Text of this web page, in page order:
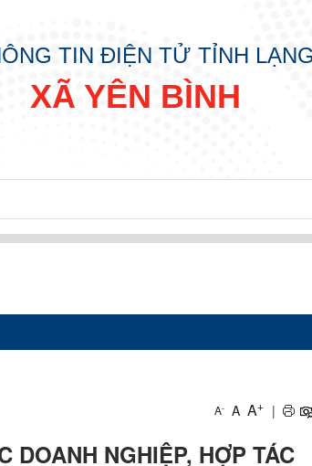
TIN ĐIỆN TỬ TỈNH
XÃ YÊN BÌNH
A- A A+ |
DOANH NGHIỆP, HỢP TÁC